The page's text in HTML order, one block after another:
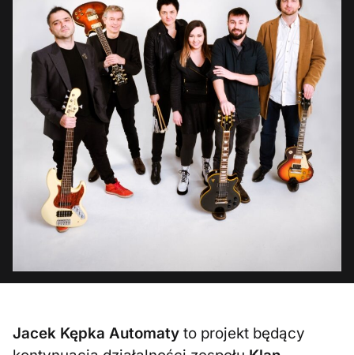
Jacek Kępka Automaty to projekt będący